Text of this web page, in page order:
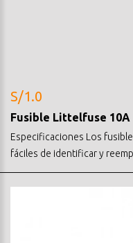
S/1.0
Fusible Littelfuse 10A
Especificaciones Los
fáciles de identificar y